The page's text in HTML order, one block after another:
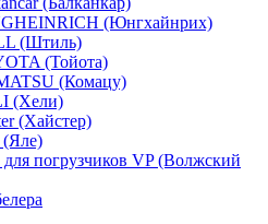
(Юнгхайнрих)
(Штиль)
(Тойота)
(Комацу)
(Хели)
(Хайстер)
(Яле)
для погрузчиков VP (Волжский